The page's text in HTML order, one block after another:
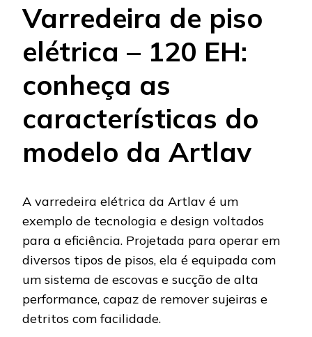
Varredeira de piso
elétrica – 120 EH:
conheça as
características do
modelo da Artlav
A varredeira elétrica da Artlav é um
exemplo de tecnologia e design voltados
para a eficiência. Projetada para operar em
diversos tipos de pisos, ela é equipada com
um sistema de escovas e sucção de alta
performance, capaz de remover sujeiras e
detritos com facilidade.